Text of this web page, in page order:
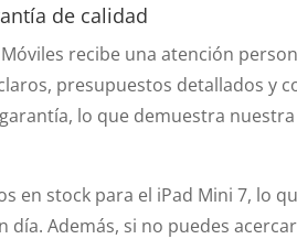
de calidad
recibe una atención
presupuestos detallados y
lo que demuestra
en stock para el iPad Mini 7, lo
día. Además, si no puedes